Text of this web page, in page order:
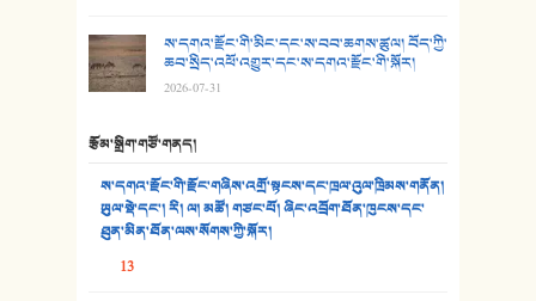
30. སི་ལིང་འབྲི་མོ། - ཕན་ཐོག
31. ཕ་ཡུལ་ཡར་ཀླུང་།
32. ཨ་མ།
33. འཛོམས་པའི་ལམ།
34. ཉི་མ་སེམས་ལ་ཞོག་དང་། - ཟླ་སྒྲོན།
ས་དགའ་རྫོང་གི་མིང་དང་ས་བབ་ཆགས་ཚུལ། བོད་ཀྱི་
ཆབ་སྲིད་འཕོ་འགྱུར་དང་ས་དགའ་རྫོང་གི་སྐོར།
2026-07-31
རྩོམ་སྒྲིག་གཙོ་གནད།
ས་དགའ་རྫོང་གི་རྫོང་གཞིས་འགྲོ་སྟངས་དང་ཁྲལ་འུལ་ཁྲིམས་གནོན།
ཡུལ་སྡེ་དང་། རི། ལ། མཚོ། གཙང་པོ། ཞིང་འབྲོག་ཐོན་ཁུངས་དང་
ཐུན་མིན་ཐོན་ལས་སོགས་ཀྱི་སྐོར།
13